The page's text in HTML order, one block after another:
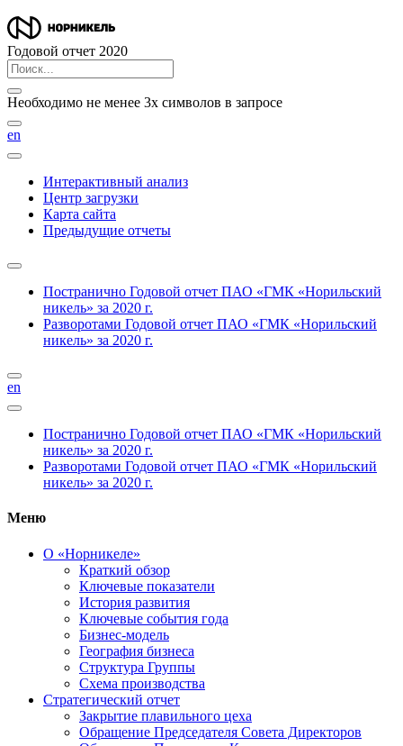
Годовой отчет 2020
Необходимо не менее 3х символов в запросе
en
Интерактивный анализ
Центр загрузки
Карта сайта
Предыдущие отчеты
Постранично Годовой отчет ПАО «ГМК «Норильский
никель» за 2020 г.
Разворотами Годовой отчет ПАО «ГМК «Норильский
никель» за 2020 г.
en
Постранично Годовой отчет ПАО «ГМК «Норильский
никель» за 2020 г.
Разворотами Годовой отчет ПАО «ГМК «Норильский
никель» за 2020 г.
Меню
О «Норникеле»
Краткий обзор
Ключевые показатели
История развития
Ключевые события года
Бизнес-модель
География бизнеса
Структура Группы
Схема производства
Стратегический отчет
Закрытие плавильного цеха
Обращение Председателя Совета Директоров